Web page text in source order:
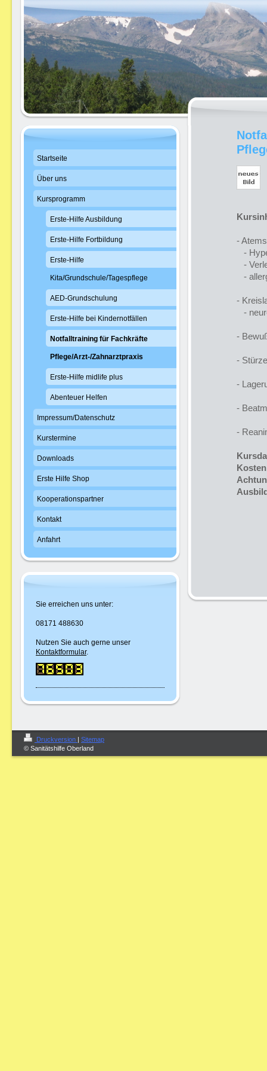
-
-
-
-
-
-
-
- Stürze
-
-
-
Startseite
Über uns
Kursprogramm
Erste-Hilfe Ausbildung
Erste-Hilfe Fortbildung
Erste-Hilfe
Kita/Grundschule/Tagespflege
AED-Grundschulung
Erste-Hilfe bei Kindernotfällen
Notfalltraining für Fachkräfte
Pflege/Arzt-/Zahnarztpraxis
Erste-Hilfe midlife plus
Abenteuer Helfen
Impressum/Datenschutz
Kurstermine
Downloads
Erste Hilfe Shop
Kooperationspartner
Kontakt
Anfahrt
Sie erreichen uns unter:
08171 488630
Nutzen Sie auch gerne unser
Kontaktformular.
Druckversion | Sitemap
© Sanitätshilfe Oberland